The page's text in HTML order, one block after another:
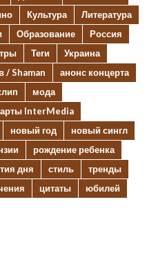
Культура
Литература
Образование
Россия
Теги
Украина
/ Shaman
анонс концерта
мода
InterMedia
новый год
новый сингл
рождение ребенка
дня стиль
тренды
цитаты юбилей